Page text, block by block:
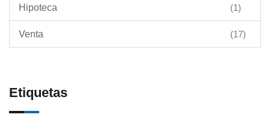
Hipoteca (1)
Venta (17)
Etiquetas